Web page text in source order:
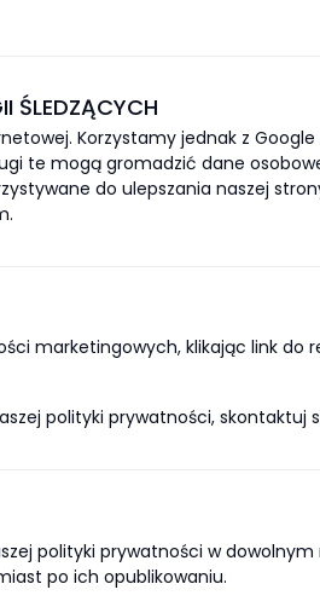
ŚLEDZĄCYCH
Korzystamy jednak z
te mogą gromadzić dane
do ulepszania naszej
marketingowych, klikając link do
polityki prywatności, skontaktuj
polityki prywatności w
po ich opublikowaniu.